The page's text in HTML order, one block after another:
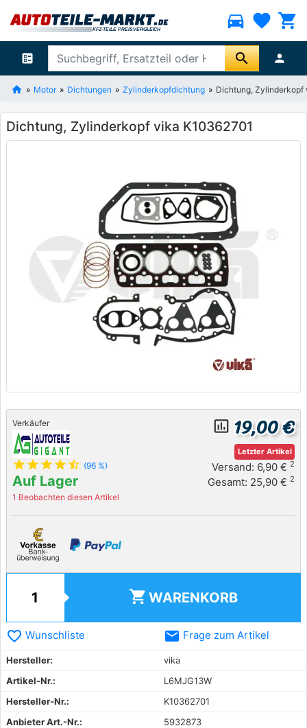
directions_car favorite shopping_cart
ballot search person
Motor Dichtungen Zylinderkopfdichtung Dichtung, Zylinderkopf
Dichtung, Zylinderkopf vika K10362701
Verkäufer
star star star star star_half (96 %)
Auf Lager
1 Beobachten diesen Artikel
insert_chart_outlined 19,00 €
Letzter Artikel
Versand: 6,90 € 2
Gesamt: 25,90 € 2
shopping_cart WARENKORB
favorite_border Wunschliste email Frage zum Artikel
Hersteller:
vika
Artikel-Nr.:
L6MJG13W
Hersteller-Nr.:
K10362701
Anbieter Art.-Nr.:
5932873